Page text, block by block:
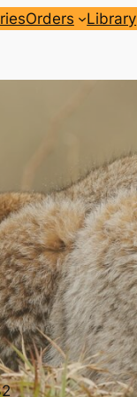
Orders Library